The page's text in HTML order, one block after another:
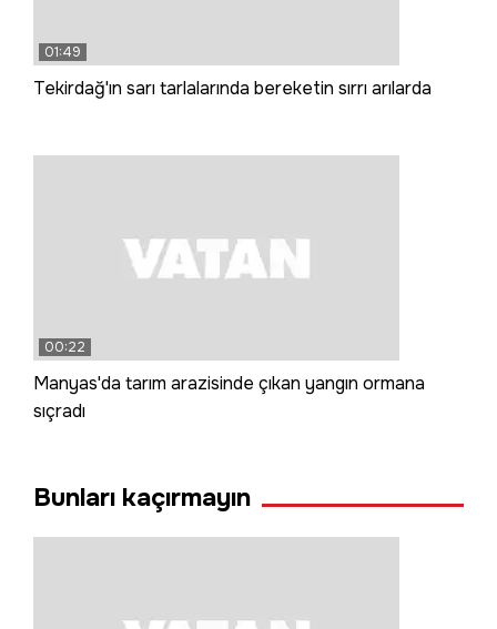
01:49
Tekirdağ'ın sarı tarlalarında bereketin sırrı arılarda
00:22
Manyas'da tarım arazisinde çıkan yangın ormana
sıçradı
Bunları kaçırmayın